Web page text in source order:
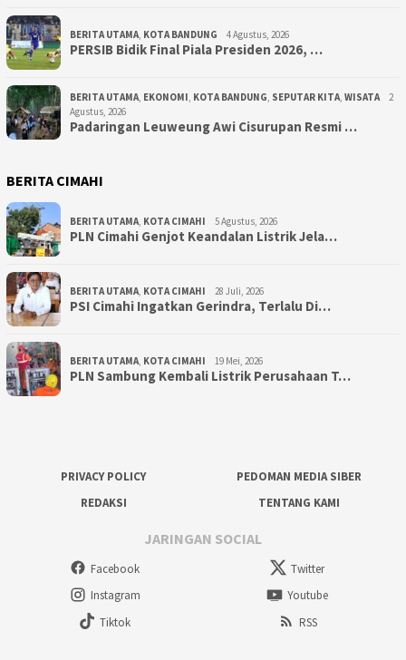
BERITA UTAMA, KOTA BANDUNG 4 Agustus, 2026
PERSIB Bidik Final Piala Presiden 2026, …
BERITA UTAMA, EKONOMI, KOTA BANDUNG, SEPUTAR KITA, WISATA
2
Agustus, 2026
Padaringan Leuweung Awi Cisurupan Resmi …
BERITA CIMAHI
BERITA UTAMA, KOTA CIMAHI 5 Agustus, 2026
PLN Cimahi Genjot Keandalan Listrik Jela…
BERITA UTAMA, KOTA CIMAHI 28 Juli, 2026
PSI Cimahi Ingatkan Gerindra, Terlalu Di…
BERITA UTAMA, KOTA CIMAHI 19 Mei, 2026
PLN Sambung Kembali Listrik Perusahaan T…
PRIVACY POLICY
PEDOMAN MEDIA SIBER
REDAKSI
TENTANG KAMI
JARINGAN SOCIAL
Facebook
Twitter
Instagram
Youtube
Tiktok
RSS